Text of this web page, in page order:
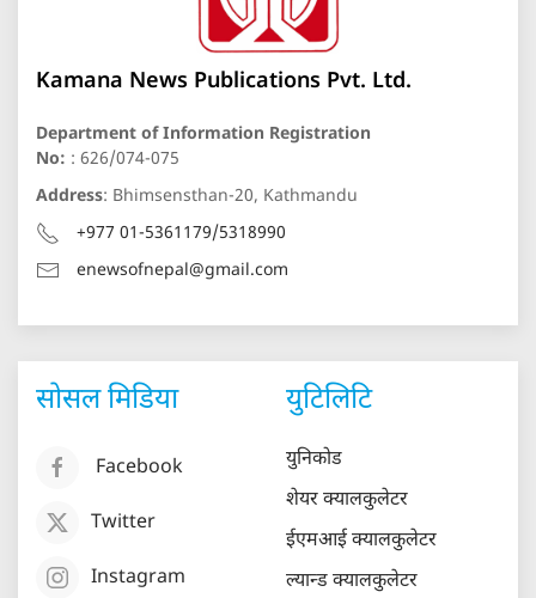
Kamana News Publications Pvt. Ltd.
Department of Information Registration
No: : 626/074-075
Address: Bhimsensthan-20, Kathmandu
+977 01-5361179/5318990
enewsofnepal@gmail.com
सोसल मिडिया
Facebook
Twitter
Instagram
युटिलिटि
युनिकोड
शेयर क्यालकुलेटर
ईएमआई क्यालकुलेटर
ल्यान्ड क्यालकुलेटर